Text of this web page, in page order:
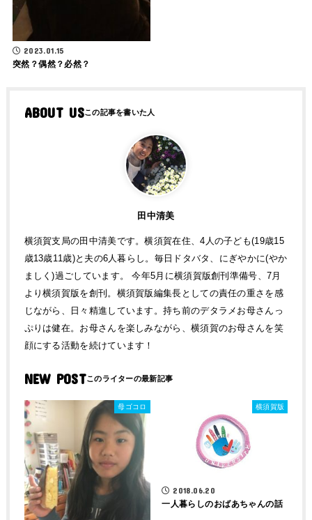
2023.01.15
突然？偶然？必然？
ABOUT US
田中清美
横須賀支局の田中清美です。横須賀在住、4人の子ども(19歳15
歳13歳11歳)と夫の6人暮らし。毎日ドタバタ、にぎやかに(やか
ましく)過ごしています。 今年5月に横須賀版創刊準備号、7月
より横須賀版を創刊。横須賀版編集長としての責任の重さを感
じながら、日々精進しています。持ち前のデタラメお母さんっ
ぷりは健在。お母さんを楽しみながら、横須賀のお母さんを笑
顔にする活動を続けています！
NEW POST
母ゴコロ 横須賀版
2018.06.20
一人暮らしのおばあちゃんの話